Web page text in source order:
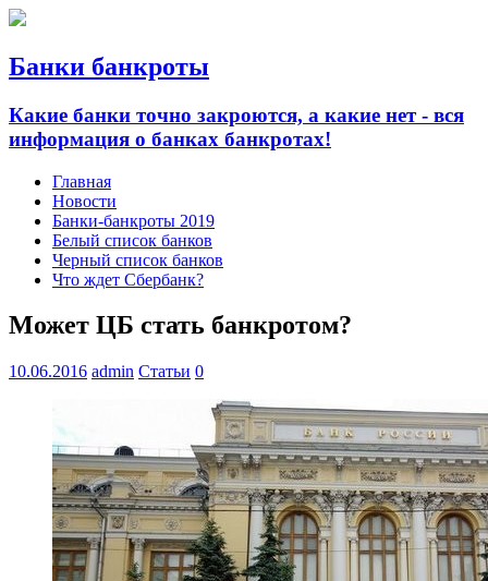
Банки банкроты
Какие банки точно закроются, а какие нет - вся
информация о банках банкротах!
Главная
Новости
Банки-банкроты 2019
Белый список банков
Черный список банков
Что ждет Сбербанк?
Может ЦБ стать банкротом?
10.06.2016 admin Статьи 0